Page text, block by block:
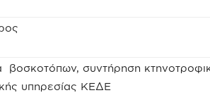
βοσκοτόπων, συντήρηση
υπηρεσίας ΚΕΔΕ